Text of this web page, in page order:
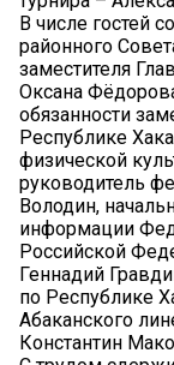
В числе гостей
районного
заместителя
Оксана
обязанности
Республике
физической
руководитель
Володин,
информации
Российской
Геннадий
по Республике
Абаканского
Константин